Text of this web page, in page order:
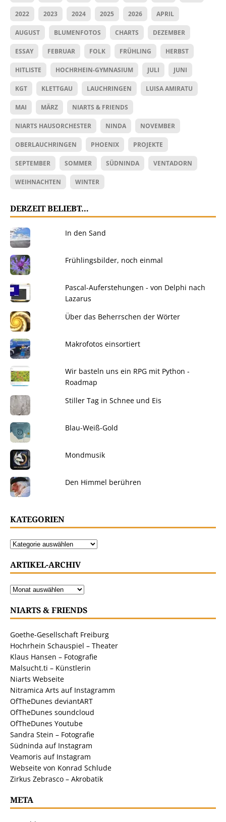
2022 2023 2024 2025 2026 APRIL
AUGUST BLUMENFOTOS CHARTS DEZEMBER
ESSAY FEBRUAR FOLK FRÜHLING HERBST
HITLISTE HOCHRHEIN-GYMNASIUM JULI JUNI
KGT KLETTGAU LAUCHRINGEN LUISA AMIRATU
MAI MÄRZ NIARTS & FRIENDS
NIARTS HAUSORCHESTER NINDA NOVEMBER
OBERLAUCHRINGEN PHOENIX PROJEKTE
SEPTEMBER SOMMER SÜDNINDA VENTADORN
WEIHNACHTEN WINTER
DERZEIT BELIEBT…
In den Sand
Frühlingsbilder, noch einmal
Pascal-Auferstehungen - von Delphi nach
Lazarus
Über das Beherrschen der Wörter
Makrofotos einsortiert
Wir basteln uns ein RPG mit Python -
Roadmap
Stiller Tag in Schnee und Eis
Blau-Weiß-Gold
Mondmusik
Den Himmel berühren
KATEGORIEN
ARTIKEL-ARCHIV
NIARTS & FRIENDS
Goethe-Gesellschaft Freiburg
Hochrhein Schauspiel – Theater
Klaus Hansen – Fotografie
Malsucht.ti – Künstlerin
Niarts Webseite
Nitramica Arts auf Instagramm
OfTheDunes deviantART
OfTheDunes soundcloud
OfTheDunes Youtube
Sandra Stein – Fotografie
Südninda auf Instagram
Veamoris auf Instagram
Webseite von Konrad Schlude
Zirkus Zebrasco – Akrobatik
META